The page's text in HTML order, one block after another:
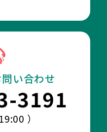
い合わせ
3191
）